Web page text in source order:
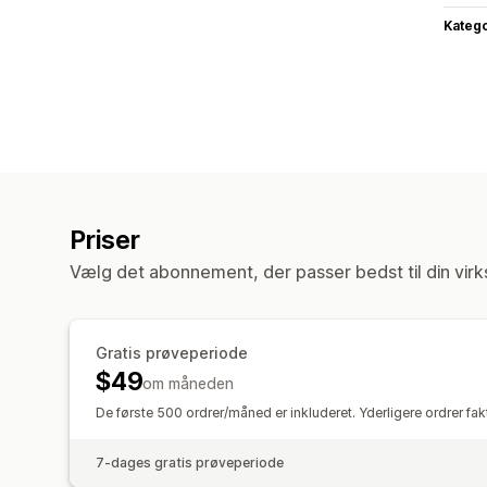
Priser
Vælg det abonnement, der passer bedst til din
Gratis prøveperiode
$49om måneden
De første 500 ordrer/måned er inkluderet. Yderligere ordrer
7-dages gratis prøveperiode